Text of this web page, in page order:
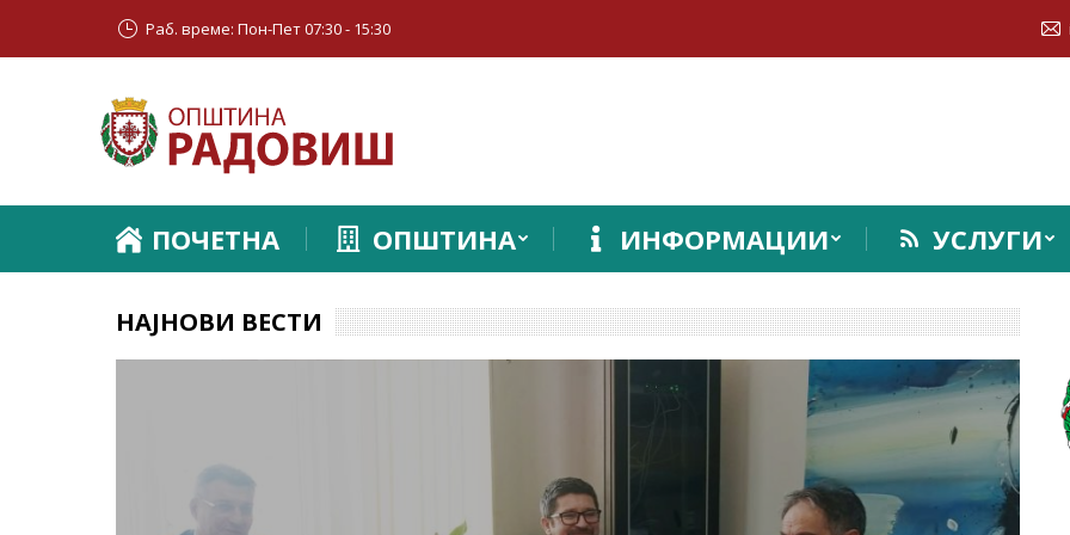
Раб. време: Пон-Пет 07:30 - 15:30
ПОЧЕТНА ОПШТИНА ИНФОРМАЦИИ УСЛУГИ
НАЈНОВИ ВЕСТИ